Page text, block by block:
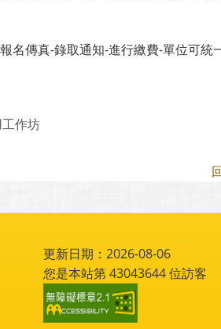
名傳真-錄取通知-進行繳費-單位可統
作坊
更新日期：2026-08-06
您是本站第43043644位訪客